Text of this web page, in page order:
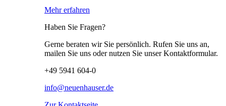
Mehr erfahren
Haben Sie Fragen?
Gerne beraten wir Sie persönlich. Rufen Sie uns an,
mailen Sie uns oder nutzen Sie unser Kontaktformular.
+49 5941 604-0
info@neuenhauser.de